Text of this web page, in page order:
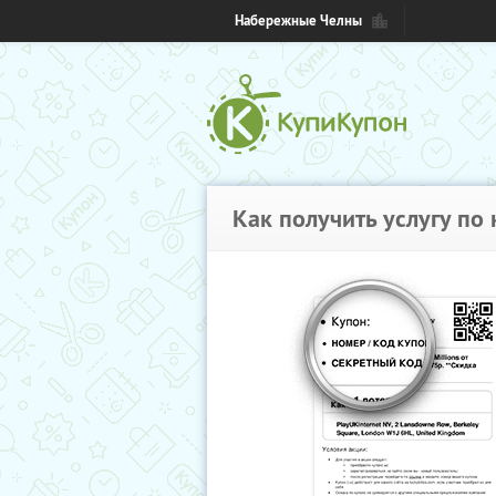
Набережные Челны
Как получить услугу по